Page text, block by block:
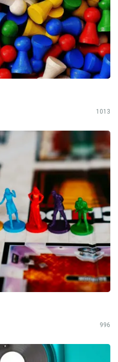
1013
996